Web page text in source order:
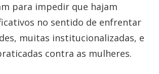
para impedir que hajam
no sentido de enfrentar
muitas institucionalizadas, e
contra as mulheres.